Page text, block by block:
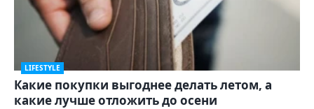
LIFESTYLE
Какие покупки выгоднее делать летом, а
какие лучше отложить до осени